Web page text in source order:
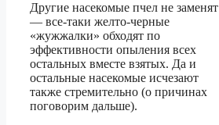
Другие насекомые пчел не заменят
— все-таки желто-черные
«жужжалки» обходят по
эффективности опыления всех
остальных вместе взятых. Да и
остальные насекомые исчезают
также стремительно (о причинах
поговорим дальше).